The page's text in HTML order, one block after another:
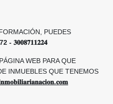
PUEDES
- 𝟑𝟎𝟎𝟖𝟕𝟏𝟏𝟐𝟐𝟒
WEB PARA QUE
INMUEBLES QUE TENEMOS